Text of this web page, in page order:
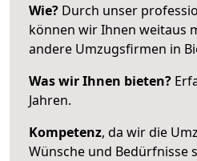
Wie? Durch unser
können wir Ihnen weitaus
andere Umzugsfirmen in
Was wir Ihnen bieten?
Jahren.
Kompetenz, da wir die
Wünsche und Bedürfnisse